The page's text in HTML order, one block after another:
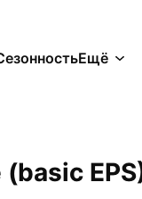
Ещё